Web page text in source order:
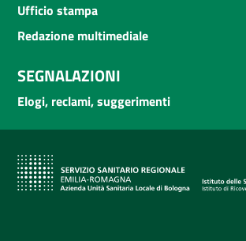
Ufficio stampa
Redazione multimediale
SEGNALAZIONI
Elogi, reclami, suggerimenti